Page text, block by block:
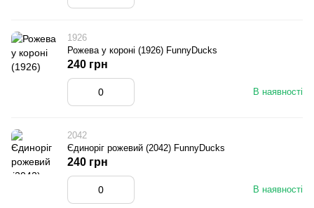
1926
Рожева у короні (1926) FunnyDucks
В наявності
240 грн
2042
Єдиноріг рожевий (2042) FunnyDucks
В наявності
240 грн